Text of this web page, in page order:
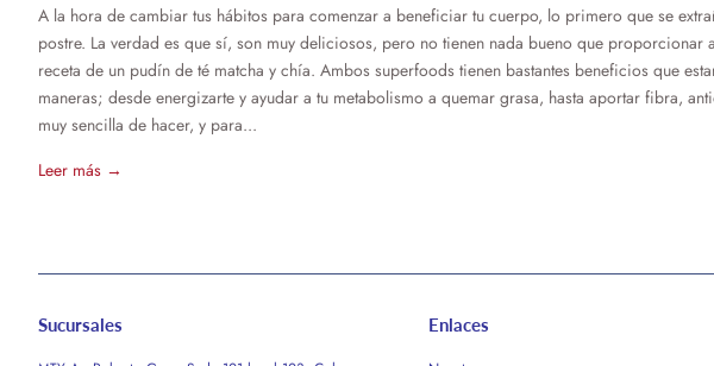
A la hora de cambiar tus hábitos para comenzar a beneficiar tu cuerpo, lo primero que se
postre. La verdad es que sí, son muy deliciosos, pero no tienen nada bueno que proporcionar
receta de un pudín de té matcha y chía. Ambos superfoods tienen bastantes beneficios que
maneras; desde energizarte y ayudar a tu metabolismo a quemar grasa, hasta aportar fibra,
muy sencilla de hacer, y para...
Leer más →
Sucursales Enlaces